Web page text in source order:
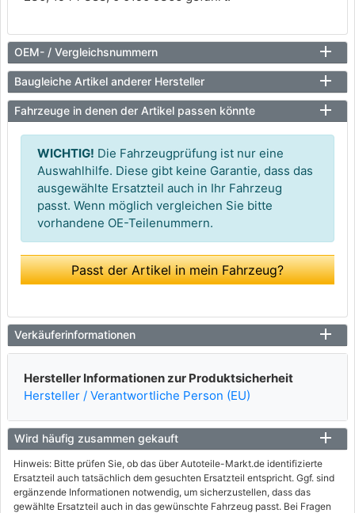
OEM- / Vergleichsnummern
Baugleiche Artikel anderer Hersteller
Fahrzeuge in denen der Artikel passen könnte
WICHTIG! Die Fahrzeugprüfung ist nur eine
Auswahlhilfe. Diese gibt keine Garantie, dass das
ausgewählte Ersatzteil auch in Ihr Fahrzeug
passt. Wenn möglich vergleichen Sie bitte
vorhandene OE-Teilenummern.
Passt der Artikel in mein Fahrzeug?
Verkäuferinformationen
Hersteller Informationen zur Produktsicherheit
Hersteller / Verantwortliche Person (EU)
Wird häufig zusammen gekauft
Hinweis: Bitte prüfen Sie, ob das über Autoteile-Markt.de identifizierte
Ersatzteil auch tatsächlich dem gesuchten Ersatzteil entspricht. Ggf. sind
ergänzende Informationen notwendig, um sicherzustellen, dass das
gewählte Ersatzteil auch in das gewünschte Fahrzeug passt. Bei Fragen